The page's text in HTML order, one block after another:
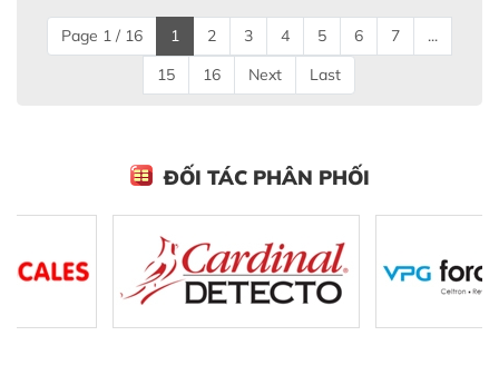
Page 1 / 16 1 2 3 4 5 6 7
...
15
16 Next Last
ĐỐI TÁC PHÂN PHỐI